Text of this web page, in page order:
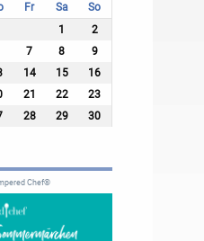
Fr Sa
So
1
2
7 8
9
14 15
16
21 22
23
28 29
30
Chef®